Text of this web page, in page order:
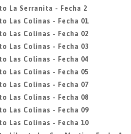
La Serranita - Fecha 2
Las Colinas - Fecha 01
Las Colinas - Fecha 02
Las Colinas - Fecha 03
Las Colinas - Fecha 04
Las Colinas - Fecha 05
Las Colinas - Fecha 07
Las Colinas - Fecha 08
Las Colinas - Fecha 09
Las Colinas - Fecha 10